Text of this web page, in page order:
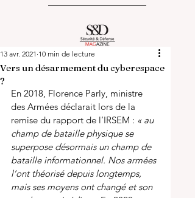
Vers un désarmement du cyberespace
?
13 avr. 2021 10 min de lecture
En 2018, Florence Parly, ministre
des Armées déclarait lors de la
remise du rapport de l’IRSEM : « au
champ de bataille physique se
superpose désormais un champ de
bataille informationnel. Nos armées
l’ont théorisé depuis longtemps,
mais ses moyens ont changé et son